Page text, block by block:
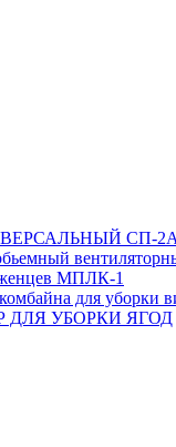
СП-2А
МПЛК-1
для
ДЛЯ УБОРКИ ЯГОД